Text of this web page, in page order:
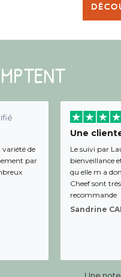
variété de
par
Une
Le suivi par
bienveillance
qu elle m a
Cheef sont
recommande
Une